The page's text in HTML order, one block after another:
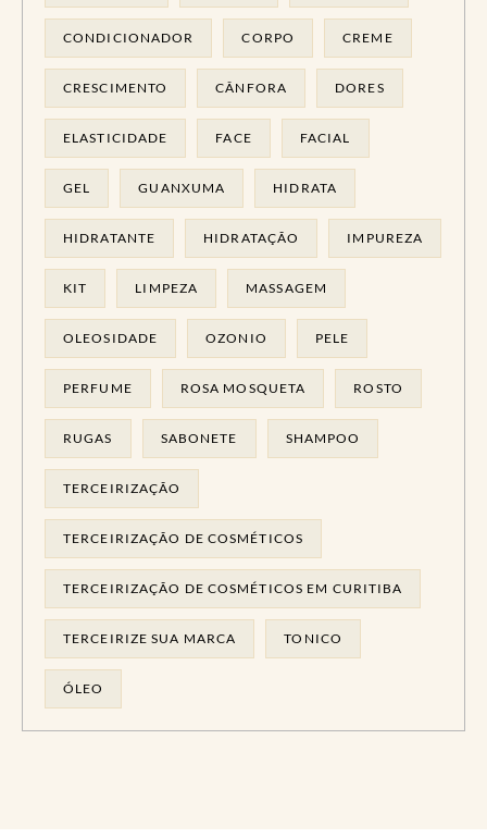
CONDICIONADOR CORPO CREME
CRESCIMENTO CÂNFORA DORES
ELASTICIDADE FACE FACIAL
GEL GUANXUMA HIDRATA
HIDRATANTE HIDRATAÇÃO IMPUREZA
KIT LIMPEZA MASSAGEM
OLEOSIDADE OZONIO PELE
PERFUME ROSA MOSQUETA ROSTO
RUGAS SABONETE SHAMPOO
TERCEIRIZAÇÃO
TERCEIRIZAÇÃO DE COSMÉTICOS
TERCEIRIZAÇÃO DE COSMÉTICOS EM CURITIBA
TERCEIRIZE SUA MARCA TONICO
ÓLEO